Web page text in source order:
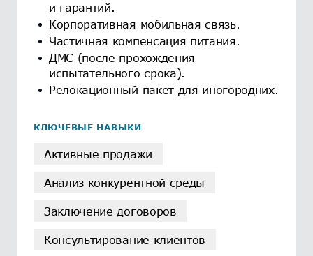
и гарантий.
Корпоративная мобильная связь.
Частичная компенсация питания.
ДМС (после прохождения
испытательного срока).
Релокационный пакет для иногородних.
КЛЮЧЕВЫЕ НАВЫКИ
Активные продажи
Анализ конкурентной среды
Заключение договоров
Консультирование клиентов